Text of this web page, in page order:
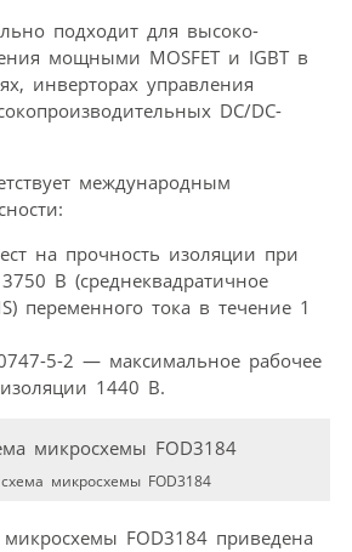
подходит для высоко­
мощными MOSFET и IGBT в
инверторах управления
DC/DC-
международным
на прочность изоляции при
В (среднеквадратичное
переменного тока в течение 1
5-2 — максимальное рабочее
1440 В.
микросхемы FOD3184
микросхемы FOD3184 приведена